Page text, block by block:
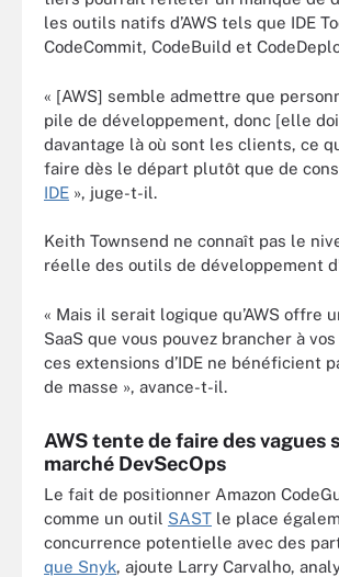
les outils natifs d’AWS tels que IDE
CodeCommit, CodeBuild et
« [AWS] semble admettre que
pile de développement, donc [elle
davantage là où sont les clients, ce
faire dès le départ plutôt que de
IDE », juge-t-il.
Keith Townsend ne connaît pas le
réelle des outils de développement
« Mais il serait logique qu’AWS offre
SaaS que vous pouvez brancher à
ces extensions d’IDE ne bénéficient
de masse », avance-t-il.
AWS tente de faire des vagues
marché DevSecOps
Le fait de positionner Amazon
comme un outil SAST le place
concurrence potentielle avec des
que Snyk, ajoute Larry Carvalho,